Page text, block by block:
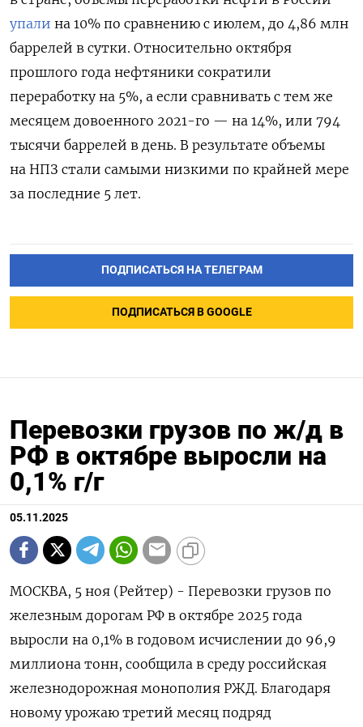
упали на 10% по сравнению с июлем, до 4,86 млн
баррелей в сутки. Относительно октября
прошлого года нефтяники сократили
переработку на 5%, а если сравнивать с тем же
месяцем довоенного 2021-го — на 14%, или 794
тысячи баррелей в день. В результате объемы
на НПЗ стали самыми низкими по крайней мере
за последние 5 лет.
ПОДПИСАТЬСЯ НА ТЕЛЕГРАМ
ПОДПИСАТЬСЯ В GOOGLE
Перевозки грузов по ж/д в
РФ в октябре выросли на
0,1% г/г
05.11.2025
МОСКВА, 5 ноя (Рейтер) - Перевозки грузов по
железным дорогам РФ в октябре 2025 года
выросли на 0,1% в годовом исчислении до 96,9
миллиона тонн, сообщила в среду российская
железнодорожная монополия РЖД. Благодаря
новому урожаю третий месяц подряд